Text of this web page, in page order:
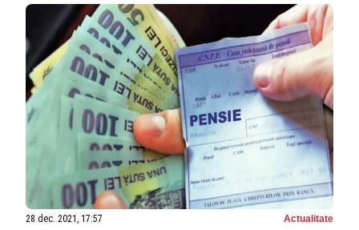
28 dec. 2021, 17:57 Actualitate